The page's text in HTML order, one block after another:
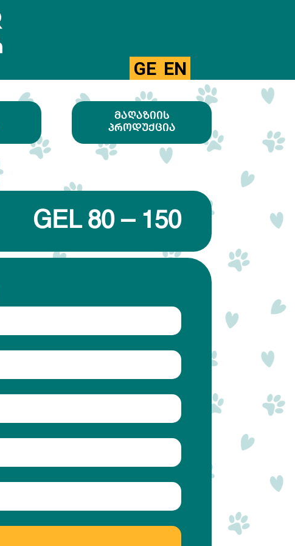
GE EN
ᲛᲐᲦᲐᲖᲘᲘᲡ
ᲞᲠᲝᲓᲣᲥᲪᲘᲐ
GEL 80 – 150